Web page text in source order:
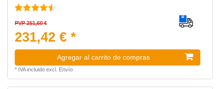
PVP 251,60 €
231,42 € *
Agregar al carrito de compras
* IVA incluidoexcl. Envío